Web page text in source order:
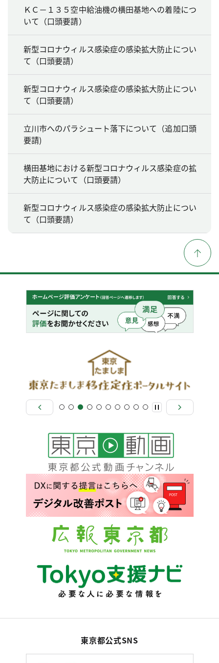
ＫＣ－１３５空中給油機の横田基地への着陸につ
いて（口頭要請）
新型コロナウィルス感染症の感染拡大防止につい
て（口頭要請）
新型コロナウィルス感染症の感染拡大防止につい
て（口頭要請）
立川市へのパラシュート落下について（追加口頭
要請)
横田基地における新型コロナウィルス感染症の拡
大防止について（口頭要請）
新型コロナウィルス感染症の感染拡大防止につい
て（口頭要請）
東京都公式SNS